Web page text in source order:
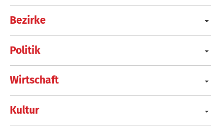
Bezirke
Politik
Wirtschaft
Kultur